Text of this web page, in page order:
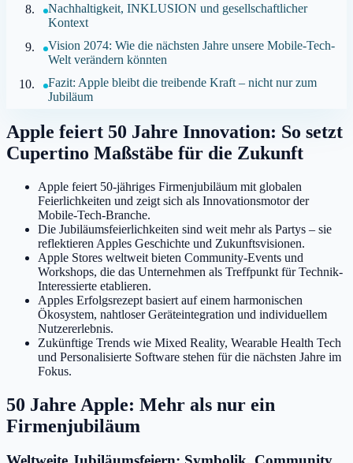
Nachhaltigkeit, INKLUSION und gesellschaftlicher
Kontext
Vision 2074: Wie die nächsten Jahre unsere Mobile-Tech-
Welt verändern könnten
Fazit: Apple bleibt die treibende Kraft – nicht nur zum
Jubiläum
Apple feiert 50 Jahre Innovation: So setzt
Cupertino Maßstäbe für die Zukunft
Apple feiert 50-jähriges Firmenjubiläum mit globalen
Feierlichkeiten und zeigt sich als Innovationsmotor der
Mobile-Tech-Branche.
Die Jubiläumsfeierlichkeiten sind weit mehr als Partys – sie
reflektieren Apples Geschichte und Zukunftsvisionen.
Apple Stores weltweit bieten Community-Events und
Workshops, die das Unternehmen als Treffpunkt für Technik-
Interessierte etablieren.
Apples Erfolgsrezept basiert auf einem harmonischen
Ökosystem, nahtloser Geräteintegration und individuellem
Nutzererlebnis.
Zukünftige Trends wie Mixed Reality, Wearable Health Tech
und Personalisierte Software stehen für die nächsten Jahre im
Fokus.
50 Jahre Apple: Mehr als nur ein
Firmenjubiläum